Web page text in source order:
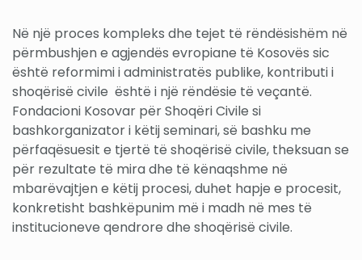
Në një proces kompleks dhe tejet të rëndësishëm në
përmbushjen e agjendës evropiane të Kosovës sic
është reformimi i administratës publike, kontributi i
shoqërisë civile është i një rëndësie të veçantë.
Fondacioni Kosovar për Shoqëri Civile si
bashkorganizator i këtij seminari, së bashku me
përfaqësuesit e tjertë të shoqërisë civile, theksuan se
për rezultate të mira dhe të kënaqshme në
mbarëvajtjen e këtij procesi, duhet hapje e procesit,
konkretisht bashkëpunim më i madh në mes të
institucioneve qendrore dhe shoqërisë civile.